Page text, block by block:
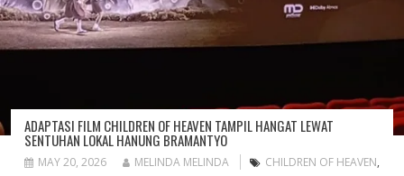
ADAPTASI FILM CHILDREN OF HEAVEN TAMPIL HANGAT LEWAT
SENTUHAN LOKAL HANUNG BRAMANTYO
MAY 20, 2026 MELINDA MELINDA CHILDREN OF HEAVEN,